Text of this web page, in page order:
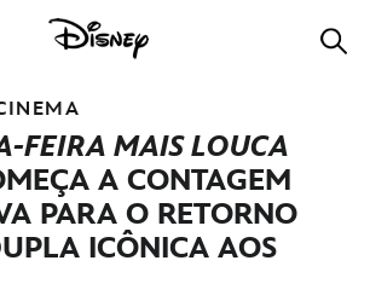
FEIRA MAIS LOUCA
A CONTAGEM
PARA O RETORNO
ICÔNICA AOS